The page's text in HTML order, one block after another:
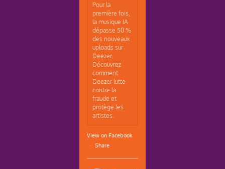
Pour la
première fois,
la musique IA
dépasse 50 %
des nouveaux
uploads sur
Deezer.
Découvrez
comment
Deezer lutte
contre la
fraude et
protège les
artistes.
View on Facebook
·
Share